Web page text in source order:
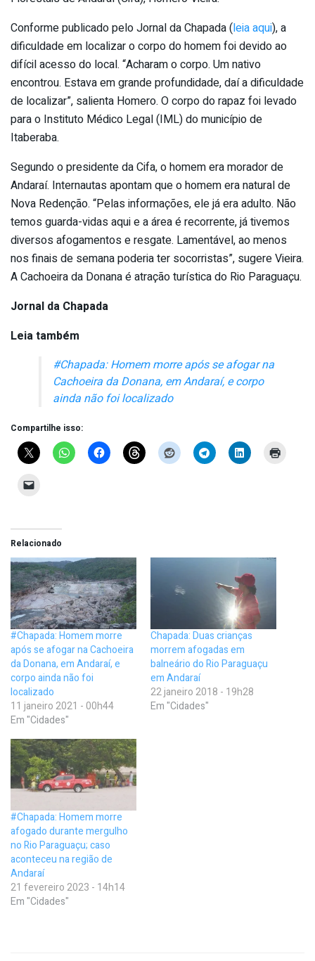
Conforme publicado pelo Jornal da Chapada (leia aqui), a
dificuldade em localizar o corpo do homem foi devido ao
difícil acesso do local. “Acharam o corpo. Um nativo
encontrou. Estava em grande profundidade, daí a dificuldade
de localizar”, salienta Homero. O corpo do rapaz foi levado
para o Instituto Médico Legal (IML) do município de
Itaberaba.
Segundo o presidente da Cifa, o homem era morador de
Andaraí. Internautas apontam que o homem era natural de
Nova Redenção. “Pelas informações, ele já era adulto. Não
temos guarda-vidas aqui e a área é recorrente, já tivemos
diversos afogamentos e resgate. Lamentável, ao menos
nos finais de semana poderia ter socorristas”, sugere Vieira.
A Cachoeira da Donana é atração turística do Rio Paraguaçu.
Jornal da Chapada
Leia também
#Chapada: Homem morre após se afogar na
Cachoeira da Donana, em Andaraí, e corpo
ainda não foi localizado
Compartilhe isso:
Relacionado
#Chapada: Homem morre
após se afogar na Cachoeira
da Donana, em Andaraí, e
corpo ainda não foi
localizado
11 janeiro 2021 - 00h44
Em "Cidades"
Chapada: Duas crianças
morrem afogadas em
balneário do Rio Paraguaçu
em Andaraí
22 janeiro 2018 - 19h28
Em "Cidades"
#Chapada: Homem morre
afogado durante mergulho
no Rio Paraguaçu; caso
aconteceu na região de
Andaraí
21 fevereiro 2023 - 14h14
Em "Cidades"